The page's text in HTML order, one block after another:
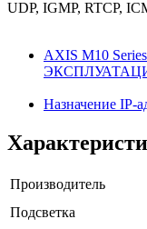
UDP, IGMP, RTCP,
AXIS M10
Назначение
Производитель
Подсветка